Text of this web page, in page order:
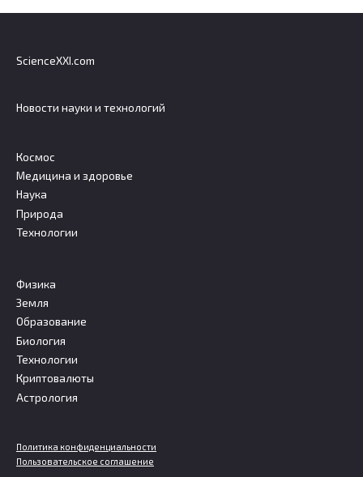
ScienceXXI.com
Новости науки и технологий
Космос
Медицина и здоровье
Наука
Природа
Технологии
Физика
Земля
Образование
Биология
Технологии
Криптовалюты
Астрология
Политика конфиденциальности
Пользовательское соглашение